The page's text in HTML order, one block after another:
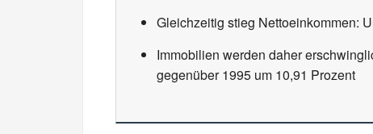
Gleichzeitig stieg Nettoeinkommen:
Immobilien werden daher
gegenüber 1995 um 10,91 Prozent